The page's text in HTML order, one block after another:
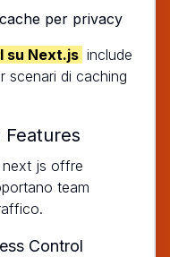
per privacy
su Next.js include
scenari di caching
Features
next js offre
team
Control